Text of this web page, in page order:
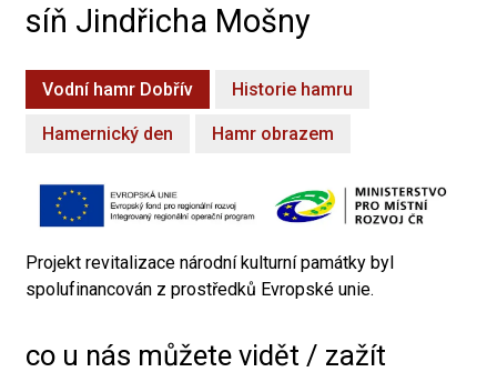
síň Jindřicha Mošny
Vodní hamr Dobřív Historie hamru
Hamernický den Hamr obrazem
Projekt revitalizace národní kulturní památky byl
spolufinancován z prostředků Evropské unie.
co u nás můžete vidět / zažít